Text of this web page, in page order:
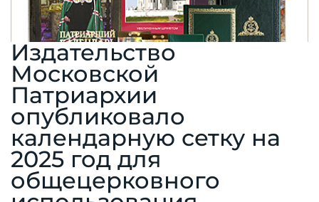
Издательство
Московской
Патриархии
опубликовало
календарную сетку на
2025 год для
общецерковного